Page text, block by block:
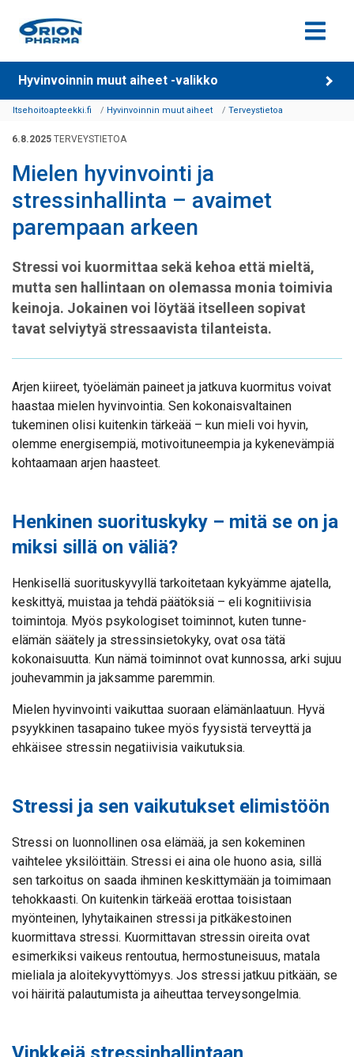
Siirry sisältöön
Hyvinvoinnin muut aiheet -valikko
Itsehoitoapteekki.fi Hyvinvoinnin muut aiheet Terveystietoa
6.8.2025 TERVEYSTIETOA
Mielen hyvinvointi ja
stressinhallinta – avaimet
parempaan arkeen
Stressi voi kuormittaa sekä kehoa että mieltä,
mutta sen hallintaan on olemassa monia toimivia
keinoja. Jokainen voi löytää itselleen sopivat
tavat selviytyä stressaavista tilanteista.
Arjen kiireet, työelämän paineet ja jatkuva kuormitus voivat
haastaa mielen hyvinvointia. Sen kokonaisvaltainen
tukeminen olisi kuitenkin tärkeää – kun mieli voi hyvin,
olemme energisempiä, motivoituneempia ja kykenevämpiä
kohtaamaan arjen haasteet.
Henkinen suorituskyky – mitä se on ja
miksi sillä on väliä?
Henkisellä suorituskyvyllä tarkoitetaan kykyämme ajatella,
keskittyä, muistaa ja tehdä päätöksiä – eli kognitiivisia
toimintoja. Myös psykologiset toiminnot, kuten tunne-
elämän säätely ja stressinsietokyky, ovat osa tätä
kokonaisuutta. Kun nämä toiminnot ovat kunnossa, arki sujuu
jouhevammin ja jaksamme paremmin.
Mielen hyvinvointi vaikuttaa suoraan elämänlaatuun. Hyvä
psyykkinen tasapaino tukee myös fyysistä terveyttä ja
ehkäisee stressin negatiivisia vaikutuksia.
Stressi ja sen vaikutukset elimistöön
Stressi on luonnollinen osa elämää, ja sen kokeminen
vaihtelee yksilöittäin. Stressi ei aina ole huono asia, sillä
sen tarkoitus on saada ihminen keskittymään ja toimimaan
tehokkaasti. On kuitenkin tärkeää erottaa toisistaan
myönteinen, lyhytaikainen stressi ja pitkäkestoinen
kuormittava stressi. Kuormittavan stressin oireita ovat
esimerkiksi vaikeus rentoutua, hermostuneisuus, matala
mieliala ja aloitekyvyttömyys. Jos stressi jatkuu pitkään, se
voi häiritä palautumista ja aiheuttaa terveysongelmia.